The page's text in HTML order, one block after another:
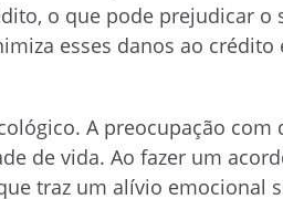
o que pode prejudicar
esses danos ao
A preocupação com
de vida. Ao fazer um
traz um alívio emocional